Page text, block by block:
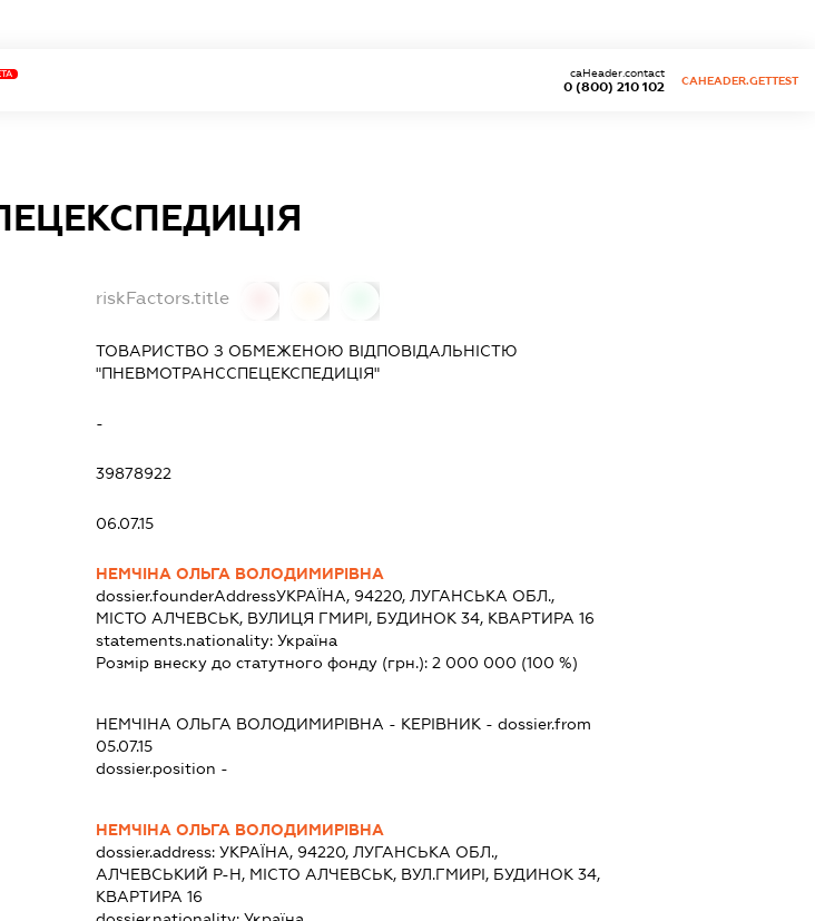
0 (800) 210 102
caHeader.contact
CAHEADER.GETTEST
riskFactors.title
ТОВАРИСТВО З ОБМЕЖЕНОЮ ВІДПОВІДАЛЬНІСТЮ
"ПНЕВМОТРАНССПЕЦЕКСПЕДИЦІЯ"
-
39878922
06.07.15
НЕМЧІНА ОЛЬГА ВОЛОДИМИРІВНА
dossier.founderAddressУКРАЇНА, 94220, ЛУГАНСЬКА ОБЛ.,
МІСТО АЛЧЕВСЬК, ВУЛИЦЯ ГМИРІ, БУДИНОК 34, КВАРТИРА 16
statements.nationality: Україна
Розмір внеску до статутного фонду (грн.): 2 000 000 (100 %)
НЕМЧІНА ОЛЬГА ВОЛОДИМИРІВНА - КЕРІВНИК - dossier.from
05.07.15
dossier.position -
НЕМЧІНА ОЛЬГА ВОЛОДИМИРІВНА
dossier.address: УКРАЇНА, 94220, ЛУГАНСЬКА ОБЛ.,
АЛЧЕВСЬКИЙ Р-Н, МІСТО АЛЧЕВСЬК, ВУЛ.ГМИРІ, БУДИНОК 34,
КВАРТИРА 16